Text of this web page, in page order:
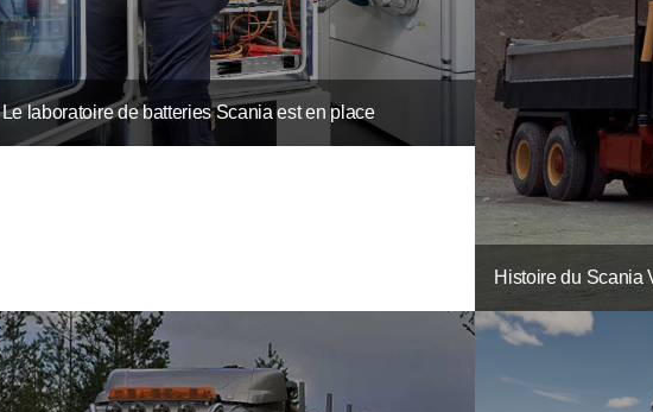
Le laboratoire de batteries Scania est en place
Histoire du Scania